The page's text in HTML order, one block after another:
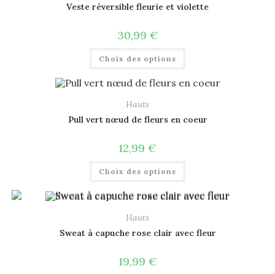
Veste réversible fleurie et violette
30,99 €
Choix des options
Hauts
Pull vert nœud de fleurs en coeur
12,99 €
Choix des options
Hauts
Sweat à capuche rose clair avec fleur
19,99 €